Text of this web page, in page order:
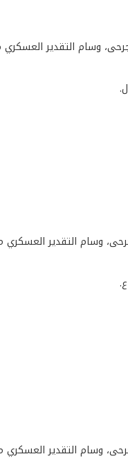
وسام التقدير العسكري
وسام التقدير العسكري من
وسام التقدير العسكري من